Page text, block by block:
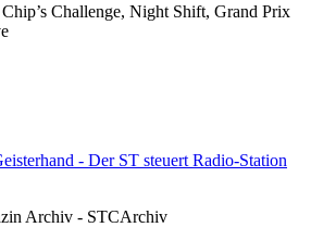
Challenge, Night Shift, Grand Prix
- Der ST steuert Radio-Station
Archiv - STCArchiv